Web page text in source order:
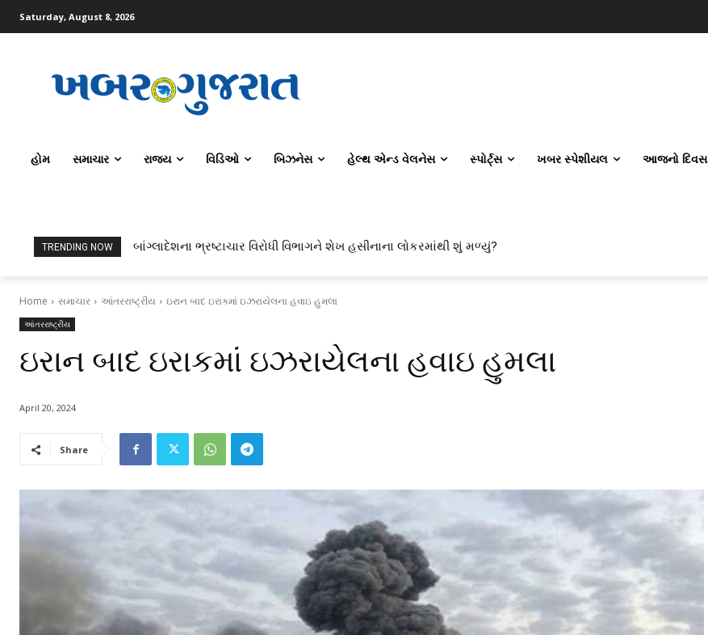
Saturday, August 8, 2026
હોમ સમાચાર રાજ્ય વિડિઓ બિઝનેસ હેલ્થ એન્ડ વેલનેસ સ્પોર્ટ્સ ખબર સ્પેશીયલ આજનો દિવસ
TRENDING NOW બાંગ્લાદેશના ભ્રષ્ટાચાર વિરોધી વિભાગને શેખ હસીનાના લોકરમાંથી શું મળ્યું?
Home સમાચાર આંતરરાષ્ટ્રીય ઇરાન બાદ ઇરાકમાં ઇઝરાયેલના હવાઇ હુમલા
આંતરરાષ્ટ્રીય
ઇરાન બાદ ઇરાકમાં ઇઝરાયેલના હવાઇ હુમલા
April 20, 2024
Share